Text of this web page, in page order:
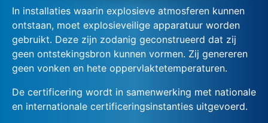
In installaties waarin explosieve atmosferen kunnen
ontstaan, moet explosieveilige apparatuur worden
gebruikt. Deze zijn zodanig geconstrueerd dat zij
geen ontstekingsbron kunnen vormen. Zij genereren
geen vonken en hete oppervlaktetemperaturen.
De certificering wordt in samenwerking met nationale
en internationale certificeringsinstanties uitgevoerd.